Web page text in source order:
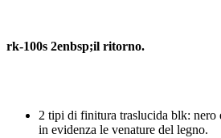
rk-100s 2enbsp;il ritorno.
2 tipi di finitura traslucida blk: nero
in evidenza le venature del legno.